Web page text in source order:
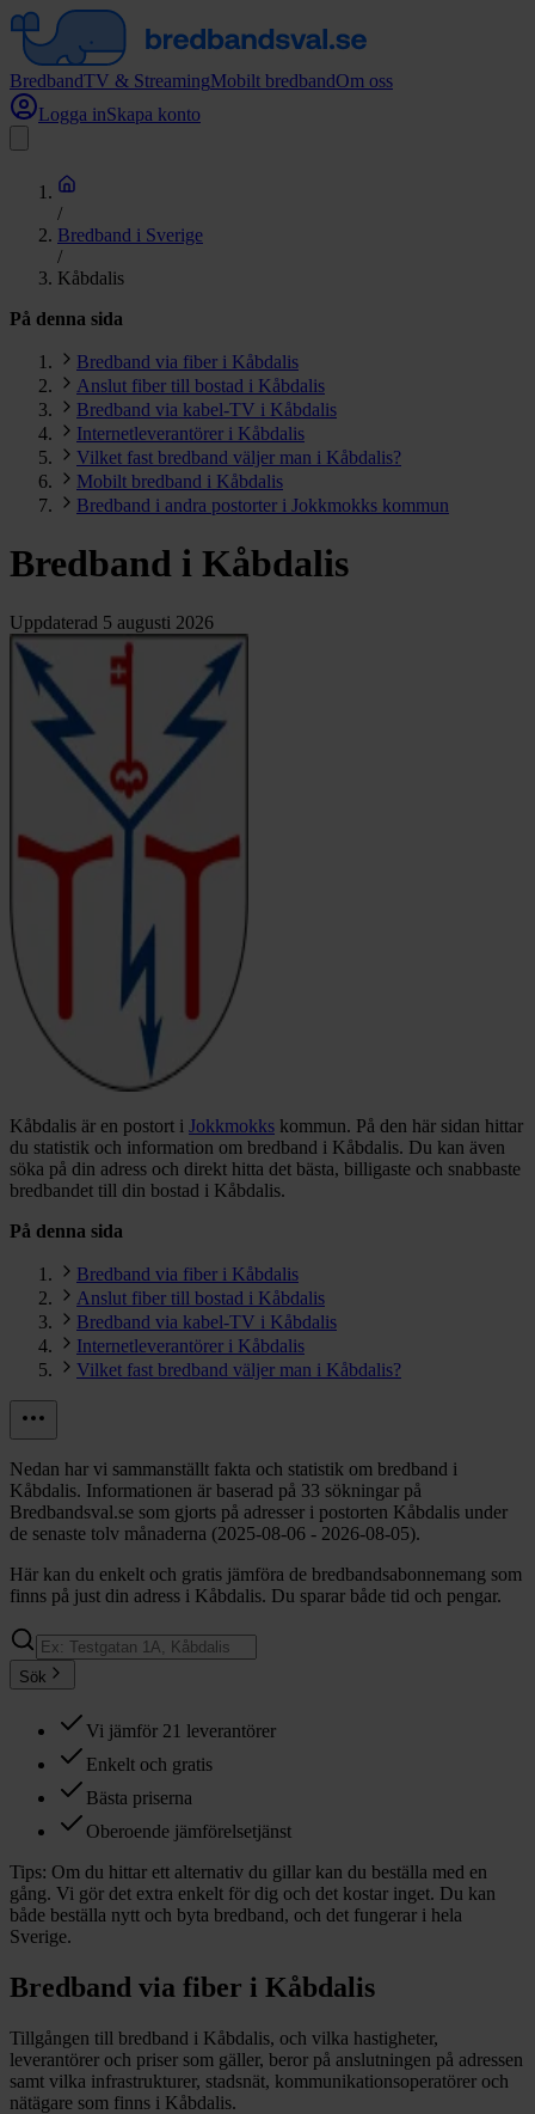
BredbandTV & StreamingMobilt bredbandOm oss
Logga inSkapa konto
/
Bredband i Sverige
/
Kåbdalis
På denna sida
Bredband via fiber i Kåbdalis
Anslut fiber till bostad i Kåbdalis
Bredband via kabel-TV i Kåbdalis
Internetleverantörer i Kåbdalis
Vilket fast bredband väljer man i Kåbdalis?
Mobilt bredband i Kåbdalis
Bredband i andra postorter i Jokkmokks kommun
Bredband i Kåbdalis
Uppdaterad 5 augusti 2026
Kåbdalis är en postort i Jokkmokks kommun. På den här sidan hittar
du statistik och information om bredband i Kåbdalis. Du kan även
söka på din adress och direkt hitta det bästa, billigaste och snabbaste
bredbandet till din bostad i Kåbdalis.
På denna sida
Bredband via fiber i Kåbdalis
Anslut fiber till bostad i Kåbdalis
Bredband via kabel-TV i Kåbdalis
Internetleverantörer i Kåbdalis
Vilket fast bredband väljer man i Kåbdalis?
Nedan har vi sammanställt fakta och statistik om bredband i
Kåbdalis. Informationen är baserad på 33 sökningar på
Bredbandsval.se som gjorts på adresser i postorten Kåbdalis under
de senaste tolv månaderna (2025-08-06 - 2026-08-05).
Här kan du enkelt och gratis jämföra de bredbandsabonnemang som
finns på just din adress i Kåbdalis. Du sparar både tid och pengar.
Sök
Vi jämför 21 leverantörer
Enkelt och gratis
Bästa priserna
Oberoende jämförelsetjänst
Tips: Om du hittar ett alternativ du gillar kan du beställa med en
gång. Vi gör det extra enkelt för dig och det kostar inget. Du kan
både beställa nytt och byta bredband, och det fungerar i hela
Sverige.
Bredband via fiber i Kåbdalis
Tillgången till bredband i Kåbdalis, och vilka hastigheter,
leverantörer och priser som gäller, beror på anslutningen på adressen
samt vilka infrastrukturer, stadsnät, kommunikationsoperatörer och
nätägare som finns i Kåbdalis.